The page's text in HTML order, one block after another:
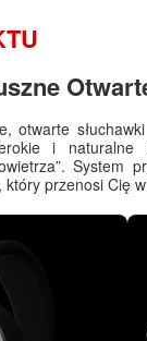
otwarte
i naturalne
System
który przenosi Cię